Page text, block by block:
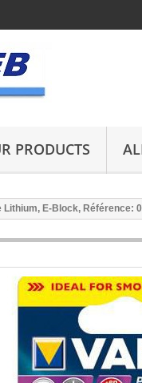
PRODUCTS
Lithium, E-Block, Référence: